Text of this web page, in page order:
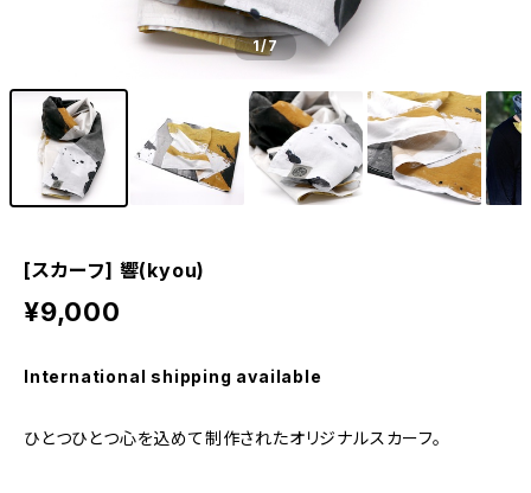
1/7
[スカーフ] 響(kyou)
¥9,000
International shipping available
ひとつひとつ心を込めて制作されたオリジナルスカーフ。